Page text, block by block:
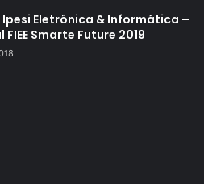
Ipesi Eletrônica & Informática –
FIEE Smarte Future 2019